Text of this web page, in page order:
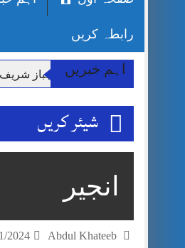
رابطہ کریں
اہم خبریں
وزیر اعظم شہباز شریف
قائداعظم نامی شہری
ڈپٹی کمشنر راولپنڈی
مون سون بارشیں، لینڈ
شہید گر وپ
شیئر کریں
انجیر
Abdul Khateeb
2024